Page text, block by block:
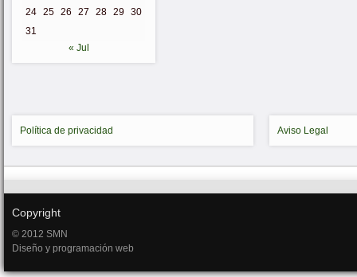
24 25 26 27 28 29 30
31
« Jul
Política de privacidad Aviso Legal
Copyright
© 2012 SMN
Diseño y programación web